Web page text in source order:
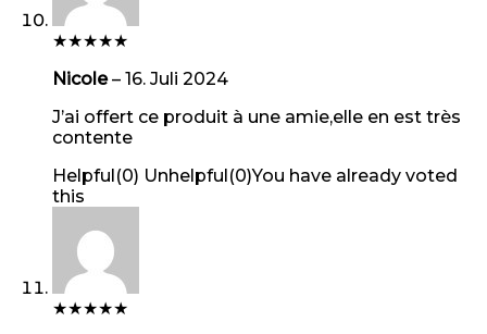
★★★★★
Nicole– 16. Juli 2024
J’ai offert ce produit à une amie,elle en est très
contente
Helpful(0) Unhelpful(0)You have already voted
this
★★★★★